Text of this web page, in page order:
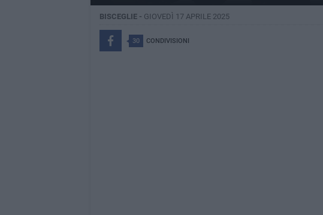
BISCEGLIE - GIOVEDÌ 17 APRILE 2025
30 CONDIVISIONI